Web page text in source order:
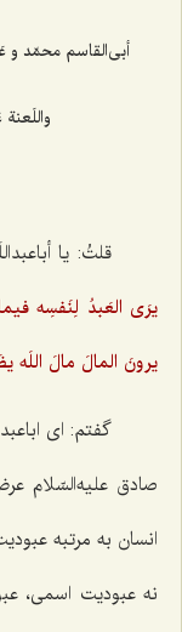
أبى‌القاسم محمّد و
قلتُ: يا
يرَى العَبدُ لِنَفسِه
يرونَ المالَ مالَ اللَه
گفتم: ای
صادق علیه‌السّلام
انسان به مرتبه
نه عبودیت اسمی،